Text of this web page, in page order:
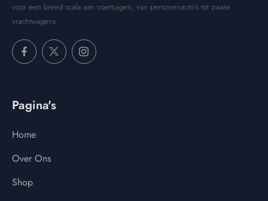
voor een breed scala aan voertuigen, van personenauto’s tot zware
vrachtwagens.
Pagina's
Home
Over Ons
Shop